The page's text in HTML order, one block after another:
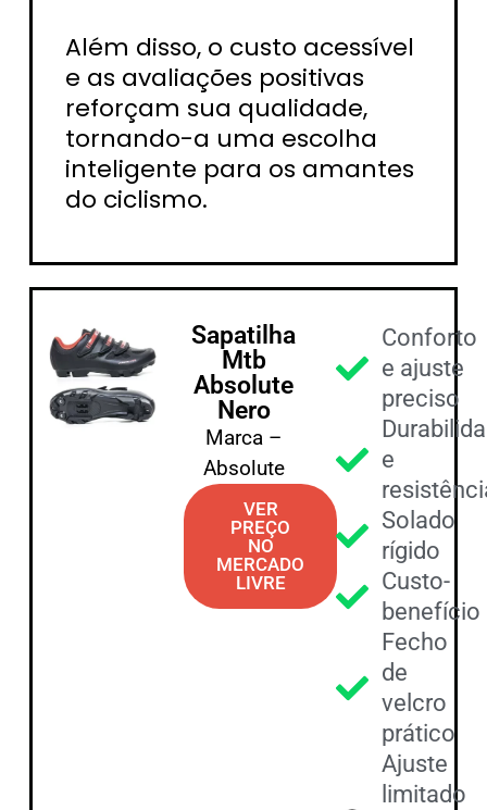
Além disso, o custo acessível
e as avaliações positivas
reforçam sua qualidade,
tornando-a uma escolha
inteligente para os amantes
do ciclismo.
Sapatilha
Mtb
Absolute
Nero
Marca –
Absolute
VER
PREÇO
NO
MERCADO
LIVRE
Conforto
e ajuste
preciso
e
Solado
rígido
Custo-
benefício
Fecho
de
velcro
prático
Ajuste
limitado